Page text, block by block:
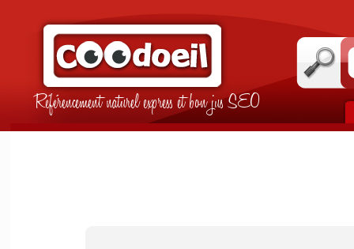
Référencement naturel express et bon jus SEO